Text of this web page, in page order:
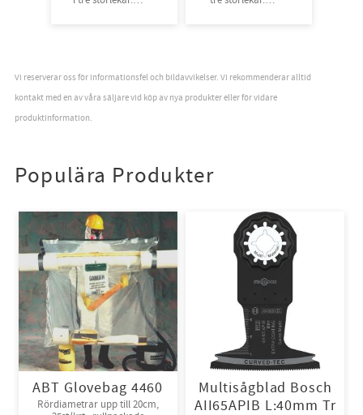
Vi reserverar oss för informationsfel och bildavvikelser. Vi rekommenderar alltid
kontakt med en av våra säljare vid köp av nya produkter eller för vidare
produktinformation.
Populära Produkter
ABT Glovebag 4460
Rördiametrar upp till 20cm,
Multisågblad Bosch
AII65APIB L:40mm Tr